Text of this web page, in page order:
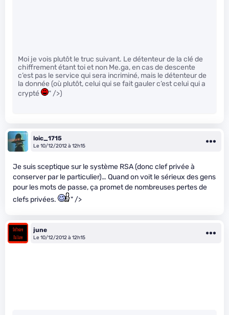
Moi je vois plutôt le truc suivant. Le détenteur de la clé de
chiffrement étant toi et non Me.ga, en cas de descente
c’est pas le service qui sera incriminé, mais le détenteur de
la donnée (où plutôt, celui qui se fait gauler c’est celui qui a
crypté
" />)
loic_1715
Le 10/12/2012 à 12h15
Je suis sceptique sur le système RSA (donc clef privée à
conserver par le particulier)… Quand on voit le sérieux des gens
pour les mots de passe, ça promet de nombreuses pertes de
clefs privées.
" />
june
Le 10/12/2012 à 12h15